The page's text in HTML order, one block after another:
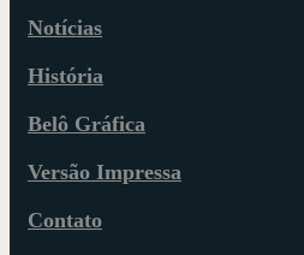
Notícias
História
Belô Gráfica
Versão Impressa
Contato